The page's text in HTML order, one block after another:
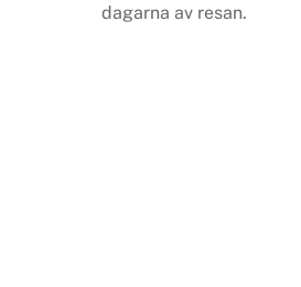
dagarna av resan.